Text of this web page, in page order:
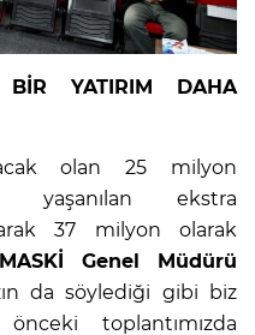
BİR YATIRIM DAHA
olan 25 milyon
yaşanılan ekstra
37 milyon olarak
MASKİ Genel Müdürü
da söylediği gibi biz
toplantımızda